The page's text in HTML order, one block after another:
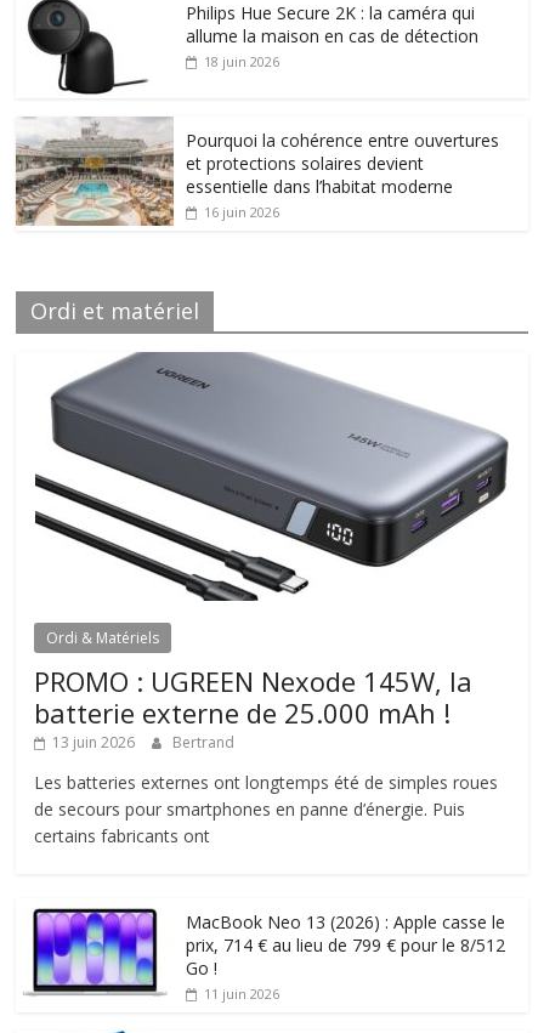
Philips Hue Secure 2K : la caméra qui
allume la maison en cas de détection
18 juin 2026
Pourquoi la cohérence entre ouvertures
et protections solaires devient
essentielle dans l’habitat moderne
16 juin 2026
Ordi et matériel
Ordi & Matériels
PROMO : UGREEN Nexode 145W, la
batterie externe de 25.000 mAh !
13 juin 2026 Bertrand
Les batteries externes ont longtemps été de simples roues
de secours pour smartphones en panne d’énergie. Puis
certains fabricants ont
MacBook Neo 13 (2026) : Apple casse le
prix, 714 € au lieu de 799 € pour le 8/512
Go !
11 juin 2026